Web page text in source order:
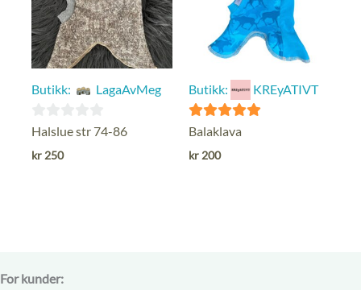
Butikk: LagaAvMeg
0
ut
Halslue str 74-86
kr 250
Butikk: KREyATIVT
5
ut av 5
Balaklava
kr 200
For kunder: